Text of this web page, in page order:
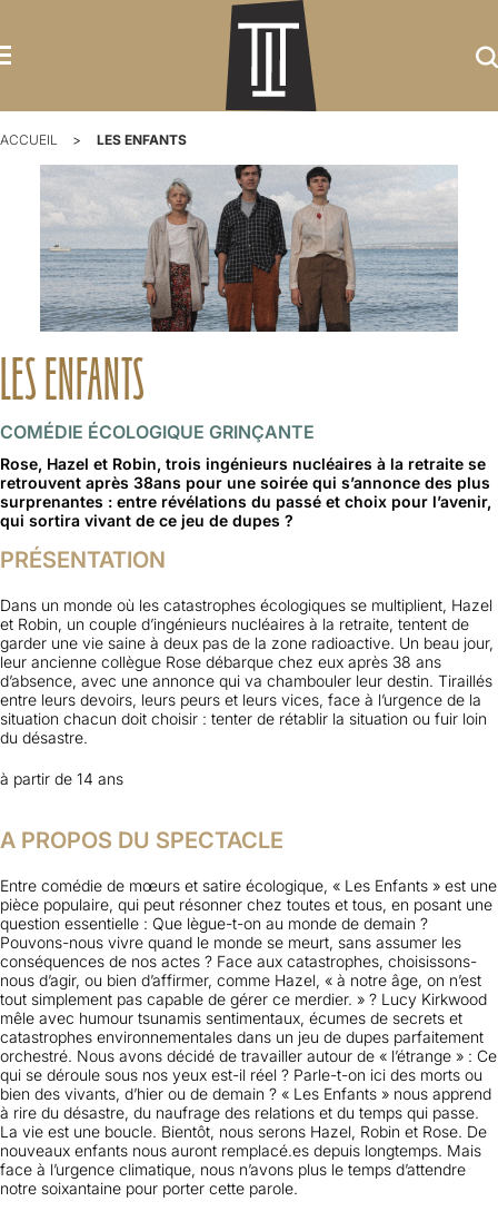
ACCUEIL LES ENFANTS
LES ENFANTS
COMÉDIE ÉCOLOGIQUE GRINÇANTE
Rose, Hazel et Robin, trois ingénieurs nucléaires à la retraite se
retrouvent après 38ans pour une soirée qui s’annonce des plus
surprenantes : entre révélations du passé et choix pour l’avenir,
qui sortira vivant de ce jeu de dupes ?
PRÉSENTATION
Dans un monde où les catastrophes écologiques se multiplient, Hazel
et Robin, un couple d’ingénieurs nucléaires à la retraite, tentent de
garder une vie saine à deux pas de la zone radioactive. Un beau jour,
leur ancienne collègue Rose débarque chez eux après 38 ans
d’absence, avec une annonce qui va chambouler leur destin. Tiraillés
entre leurs devoirs, leurs peurs et leurs vices, face à l’urgence de la
situation chacun doit choisir : tenter de rétablir la situation ou fuir loin
du désastre.
à partir de 14 ans
A PROPOS DU SPECTACLE
Entre comédie de mœurs et satire écologique, « Les Enfants » est une
pièce populaire, qui peut résonner chez toutes et tous, en posant une
question essentielle : Que lègue-t-on au monde de demain ?
Pouvons-nous vivre quand le monde se meurt, sans assumer les
conséquences de nos actes ? Face aux catastrophes, choisissons-
nous d’agir, ou bien d’affirmer, comme Hazel, « à notre âge, on n’est
tout simplement pas capable de gérer ce merdier. » ? Lucy Kirkwood
mêle avec humour tsunamis sentimentaux, écumes de secrets et
catastrophes environnementales dans un jeu de dupes parfaitement
orchestré. Nous avons décidé de travailler autour de « l’étrange » : Ce
qui se déroule sous nos yeux est-il réel ? Parle-t-on ici des morts ou
bien des vivants, d’hier ou de demain ? « Les Enfants » nous apprend
à rire du désastre, du naufrage des relations et du temps qui passe.
La vie est une boucle. Bientôt, nous serons Hazel, Robin et Rose. De
nouveaux enfants nous auront remplacé.es depuis longtemps. Mais
face à l’urgence climatique, nous n’avons plus le temps d’attendre
notre soixantaine pour porter cette parole.